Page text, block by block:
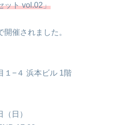
ット vol.02」
催されました。
１−４ 浜本ビル 1階⁡
日）